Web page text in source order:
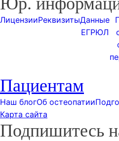
ЛицензииРеквизитыДанные
ЕГРЮЛ
Пациентам
Наш блогОб остеопатии
Карта сайта
Подпишитесь